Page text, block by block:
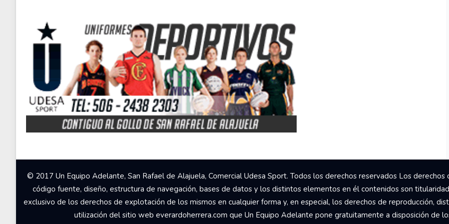
© 2017 Un Equipo Adelante, San Rafael de Alajuela, Comercial Udesa Sport. Todos los derechos reservados Los
código fuente, diseño, estructura de navegación, bases de datos y los distintos elementos en él contenidos son
exclusivo de los derechos de explotación de los mismos en cualquier forma y, en especial, los derechos de reproducción,
utilización del sitio web everardoherrera.com que Un Equipo Adelante pone gratuitamente a disposición de